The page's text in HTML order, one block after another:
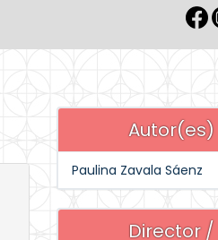
Autor(es)
Paulina Zavala Sáenz
Director /